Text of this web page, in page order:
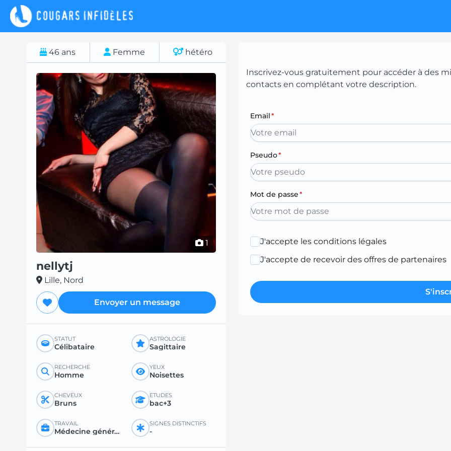
46 ans Femme hétéro
1
nellytj
Lille, Nord
Envoyer un message
STATUT
Célibataire
ASTROLOGIE
Sagittaire
RECHERCHE
Homme
YEUX
Noisettes
CHEVEUX
Bruns
ÉTUDES
bac+3
TRAVAIL
Médecine générale ou spécialisée
SIGNES DISTINCTIFS
-
Inscrivez-vous gratuitement pour accéder à des
contacts en complétant votre description.
Email*
Pseudo*
Mot de passe*
J'accepte les conditions légales
J'accepte de recevoir des offres de partenaires